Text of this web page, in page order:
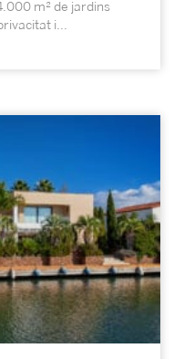
m² de jardins
i...